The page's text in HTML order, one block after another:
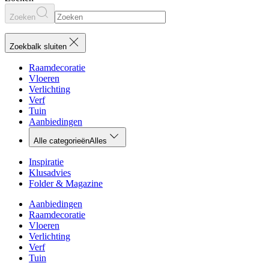
Zoeken
Zoekbalk sluiten
Raamdecoratie
Vloeren
Verlichting
Verf
Tuin
Aanbiedingen
Alle categorieënAlles
Inspiratie
Klusadvies
Folder & Magazine
Aanbiedingen
Raamdecoratie
Vloeren
Verlichting
Verf
Tuin